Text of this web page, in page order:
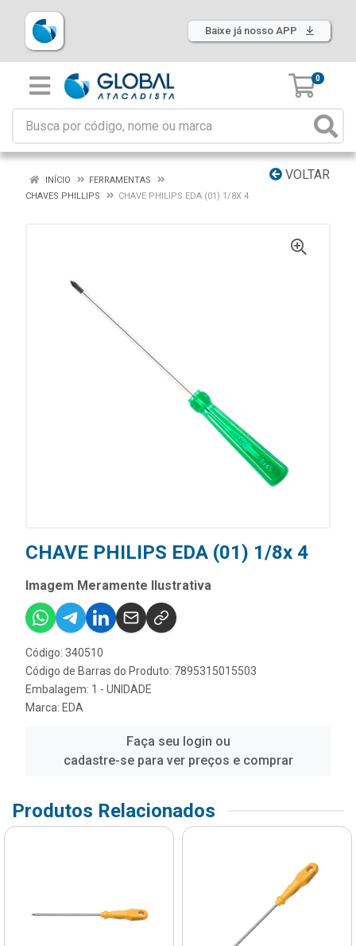
Baixe já nosso APP
0
VOLTAR
INÍCIO
FERRAMENTAS
CHAVES PHILLIPS
CHAVE PHILIPS EDA (01) 1/8X 4
CHAVE PHILIPS EDA (01) 1/8x 4
Imagem Meramente Ilustrativa
Código: 340510
Código de Barras do Produto: 7895315015503
Embalagem: 1 - UNIDADE
Marca: EDA
Faça seu login ou
cadastre-se para ver preços e comprar
Produtos Relacionados